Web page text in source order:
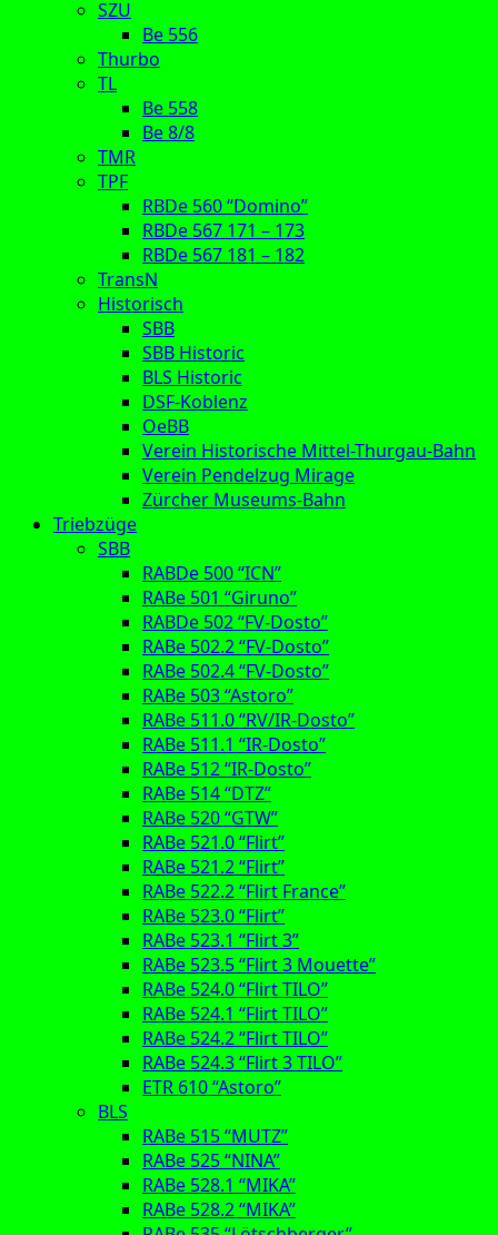
SZU
Be 556
Thurbo
TL
Be 558
Be 8/8
TMR
TPF
RBDe 560 “Domino”
RBDe 567 171 – 173
RBDe 567 181 – 182
TransN
Historisch
SBB
SBB Historic
BLS Historic
DSF-Koblenz
OeBB
Verein Historische Mittel-Thurgau-Bahn
Verein Pendelzug Mirage
Zürcher Museums-Bahn
Triebzüge
SBB
RABDe 500 “ICN”
RABe 501 “Giruno”
RABDe 502 “FV-Dosto”
RABe 502.2 “FV-Dosto”
RABe 502.4 “FV-Dosto”
RABe 503 “Astoro”
RABe 511.0 “RV/IR-Dosto”
RABe 511.1 “IR-Dosto”
RABe 512 “IR-Dosto”
RABe 514 “DTZ”
RABe 520 “GTW”
RABe 521.0 “Flirt”
RABe 521.2 “Flirt”
RABe 522.2 “Flirt France”
RABe 523.0 “Flirt”
RABe 523.1 “Flirt 3”
RABe 523.5 “Flirt 3 Mouette”
RABe 524.0 “Flirt TILO”
RABe 524.1 “Flirt TILO”
RABe 524.2 “Flirt TILO”
RABe 524.3 “Flirt 3 TILO”
ETR 610 “Astoro”
BLS
RABe 515 “MUTZ”
RABe 525 “NINA”
RABe 528.1 “MIKA”
RABe 528.2 “MIKA”